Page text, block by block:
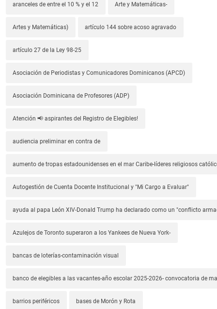
aranceles de entre el 10 % y el 12 Arte y Matemáticas-
Artes y Matemáticas) artículo 144 sobre acoso agravado
artículo 27 de la Ley 98-25
Asociación de Periodistas y Comunicadores Dominicanos (APCD)
Asociación Dominicana de Profesores (ADP)
Atención 📢 aspirantes del Registro de Elegibles!
audiencia preliminar en contra de
aumento de tropas estadounidenses en el mar Caribe-líderes religiosos
Autogestión de Cuenta Docente Institucional y "Mi Cargo a Evaluar"
ayuda al papa León XIV-Donald Trump ha declarado como un "conflicto
Azulejos de Toronto superaron a los Yankees de Nueva York-
bancas de loterías-contaminación visual
banco de elegibles a las vacantes-año escolar 2025-2026- convocatoria de
barrios periféricos bases de Morón y Rota